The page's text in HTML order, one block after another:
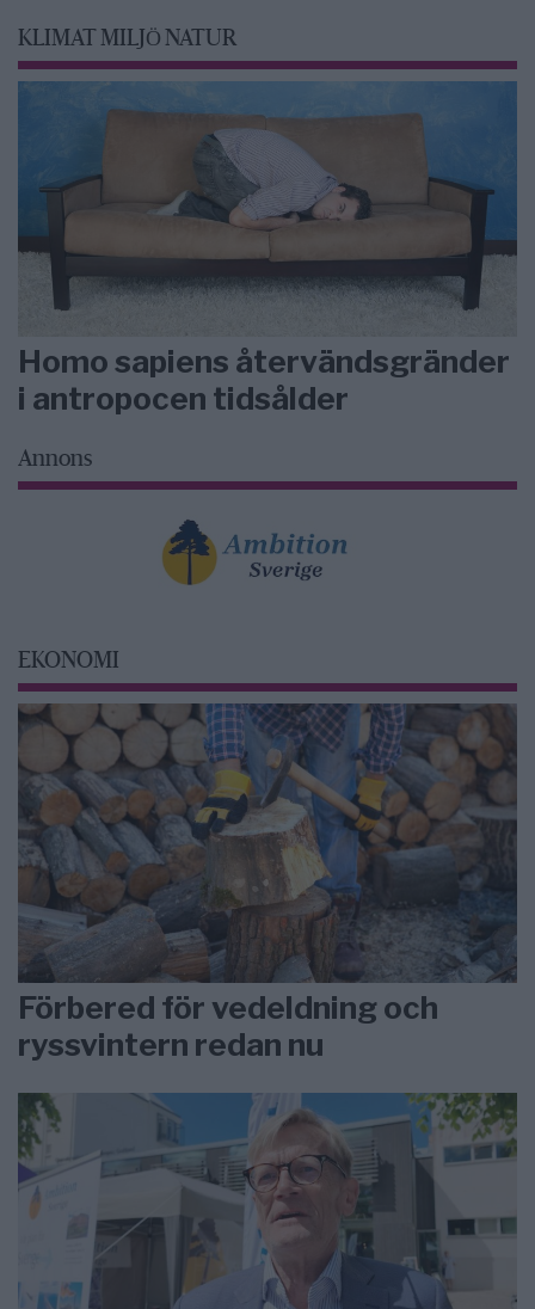
KLIMAT MILJÖ NATUR
Homo sapiens återvändsgränder
i antropocen tidsålder
Annons
EKONOMI
Förbered för vedeldning och
ryssvintern redan nu